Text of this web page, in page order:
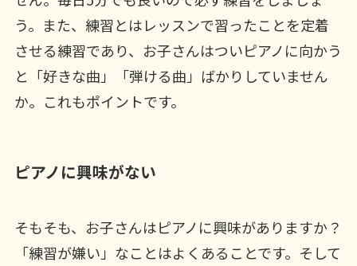
う。また、練習とはレッスンで習ったことを定着
させる練習であり、お子さんはついピアノに向かう
と「好きな曲」「弾ける曲」ばかりしていません
か。これもポイントです。
ピアノに興味がない
そもそも、お子さんはピアノに興味がありますか？
「練習が嫌い」なことはよくあることです。そして